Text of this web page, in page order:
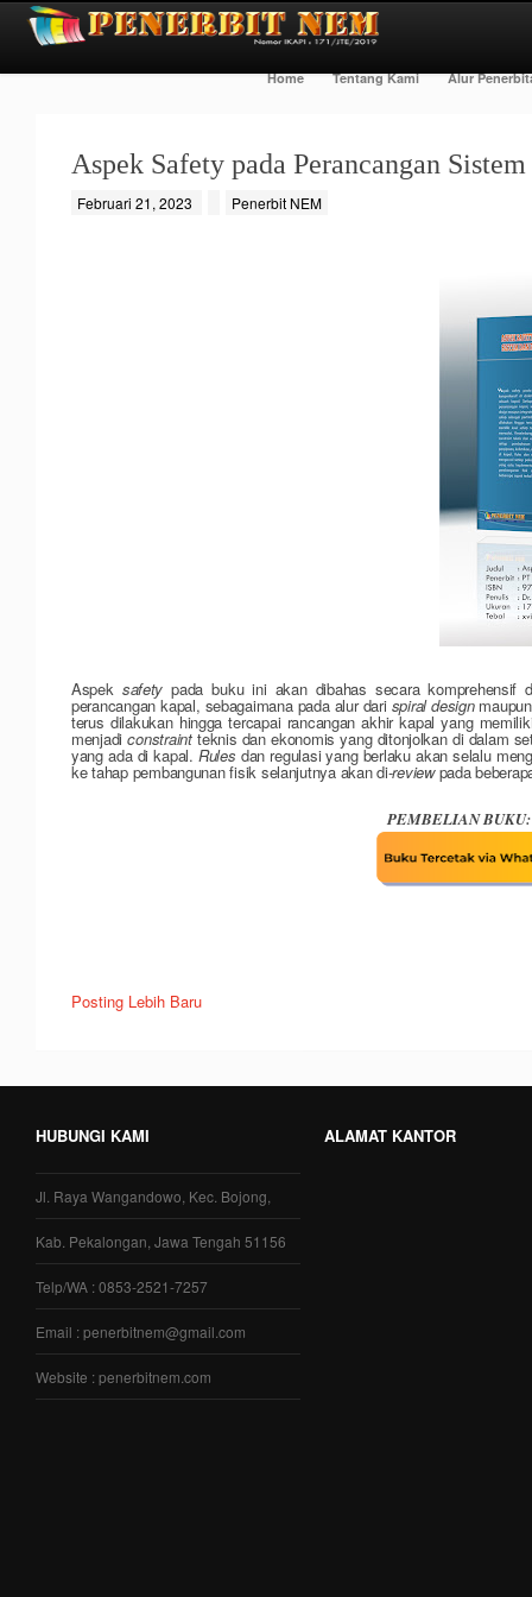
Home Tentang Kami Alur
Aspek Safety pada Perancangan
Februari 21, 2023 Penerbit NEM
Aspek safety pada buku ini akan dibahas secara komprehensif
perancangan kapal, sebagaimana pada alur dari spiral design
terus dilakukan hingga tercapai rancangan akhir kapal yang
menjadiconstraintteknis dan ekonomis yang ditonjolkan di dalam
yang ada di kapal. Rules dan regulasi yang berlaku akan selalu
ke tahap pembangunan fisik selanjutnya akan di-reviewpada
PEMBELIAN BUKU:
Posting Lebih Baru
HUBUNGI KAMI
Jl. Raya Wangandowo, Kec. Bojong,
Kab. Pekalongan, Jawa Tengah 51156
Telp/WA : 0853-2521-7257
Email : penerbitnem@gmail.com
Website : penerbitnem.com
ALAMAT KANTOR